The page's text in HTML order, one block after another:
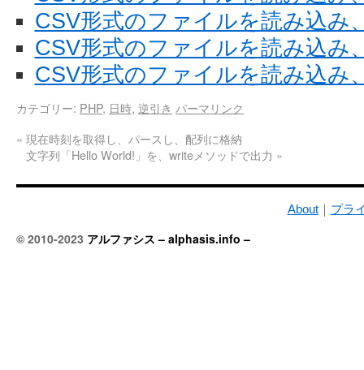
CSV形式のファイルを読み込み
CSV形式のファイルを読み込み
CSV形式のファイルを読み込み
カテゴリー: PHP, 日時, 逆引き パーマリンク
« 現在時刻を取得し、パースし、配列に格納
文字列「Hello World!」を、writeメソッドで出力 »
About｜ プラ
© 2010-2023 アルファシス – alphasis.info –